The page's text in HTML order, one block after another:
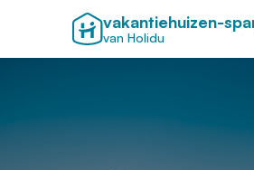
vakantiehuizen-
van Holidu